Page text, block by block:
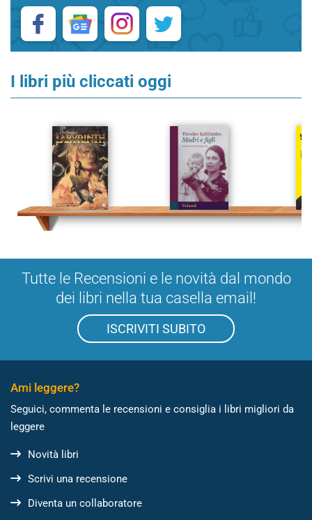
I libri più cliccati oggi
Tutte le Recensioni e le novità dal mondo
dei libri nella tua casella email!
ISCRIVITI SUBITO
Ami leggere?
Seguici, commenta le recensioni e consiglia i libri migliori da
leggere
Novità libri
Scrivi una recensione
Diventa un collaboratore